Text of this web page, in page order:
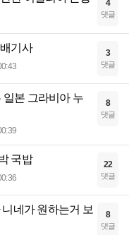
4
댓글
기사 3
댓글
일본 그라비아 누
8
댓글
국밥 22
댓글
네가 원하는거 보
8
댓글